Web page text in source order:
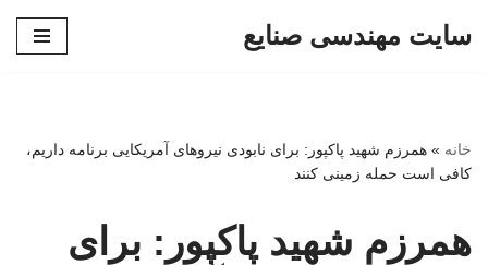
سایت مهندسی صنایع
خانه » همرزم شهید پاکپور: برای نابودی نیروهای آمریکایی برنامه داریم،
کافی است حمله زمینی کنند
همرزم شهید پاکپور: برای